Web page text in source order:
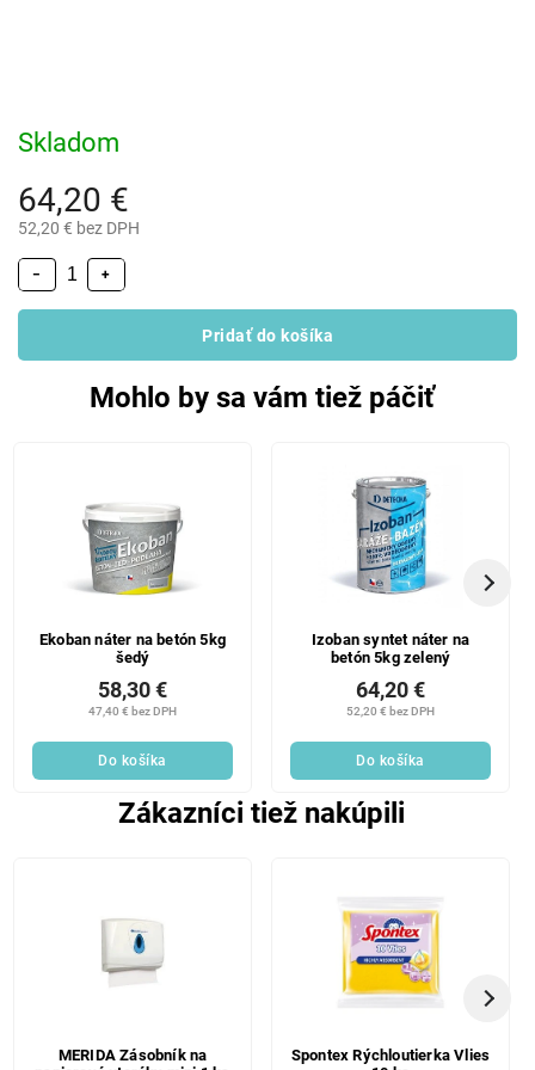
64,20 €
52,20 € bez DPH
Skladom
+
−
Pridať do košíka
Mohlo by sa vám tiež páčiť
Ekoban náter na betón 5kg
šedý
47,40 € bez DPH
58,30 €
Do košíka
Izoban syntet náter na
betón 5kg zelený
52,20 € bez DPH
64,20 €
Do košíka
Zákazníci tiež nakúpili
MERIDA Zásobník na
Spontex Rýchloutierka Vlies